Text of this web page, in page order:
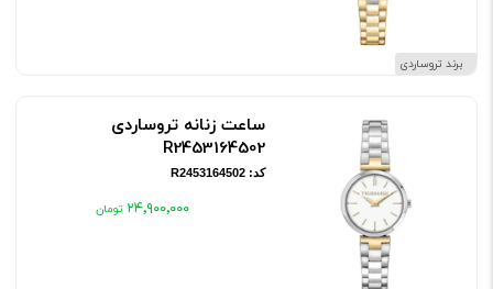
برند تروساردی
ساعت زنانه تروساردی
R2453164502
کد: R2453164502
۲۴٬۹۰۰٬۰۰۰